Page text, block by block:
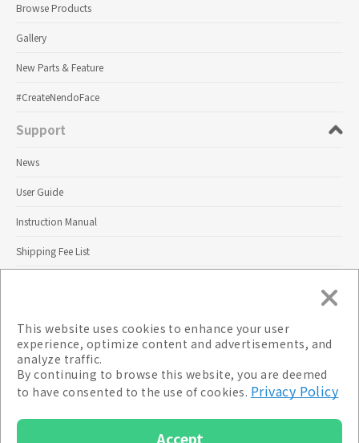
Browse Products
Gallery
New Parts & Feature
#CreateNendoFace
Support
News
User Guide
Instruction Manual
Shipping Fee List
Privacy Policy
Terms of Use
This website uses cookies to enhance your user
experience, optimize content and advertisements, and
analyze traffic.
By continuing to browse this website, you are deemed
to have consented to the use of cookies. Privacy Policy
Accept